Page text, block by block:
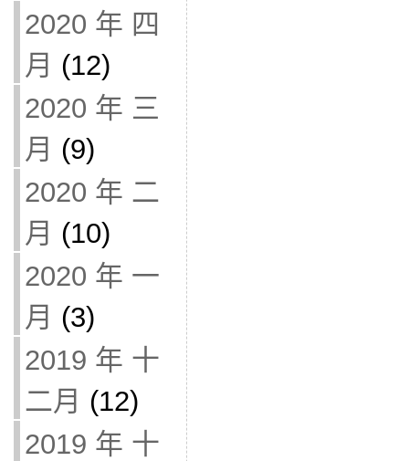
2020 年 四
月 (12)
2020 年 三
月 (9)
2020 年 二
月 (10)
2020 年 一
月 (3)
2019 年 十
二月 (12)
2019 年 十